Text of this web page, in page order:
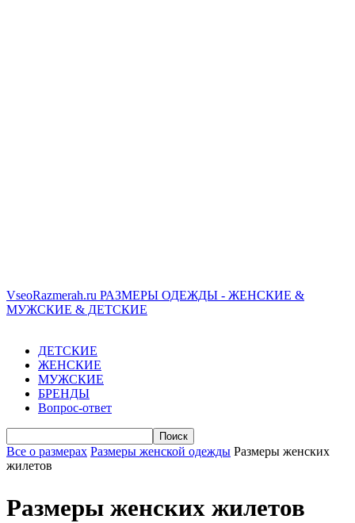
VseoRazmerah.ru РАЗМЕРЫ ОДЕЖДЫ - ЖЕНСКИЕ &
МУЖСКИЕ & ДЕТСКИЕ
ДЕТСКИЕ
ЖЕНСКИЕ
МУЖСКИЕ
БРЕНДЫ
Вопрос-ответ
Все о размерах Размеры женской одежды Размеры женских
жилетов
Размеры женских жилетов